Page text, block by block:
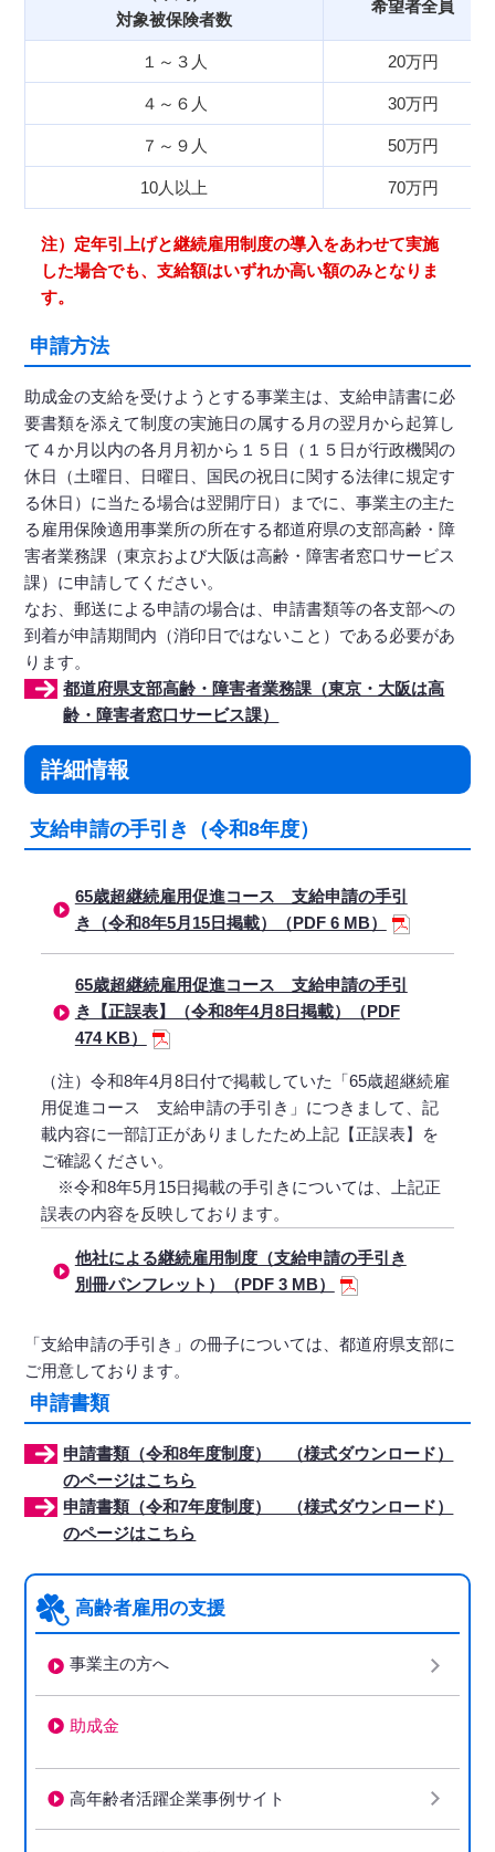
対象被保険者数
希望者全員
１～３人 20万円
４～６人 30万円
７～９人 50万円
10人以上 70万円
注）定年引上げと継続雇用制度の導入をあわせて実施
した場合でも、支給額はいずれか高い額のみとなりま
す。
申請方法
助成金の支給を受けようとする事業主は、支給申請書に必
要書類を添えて制度の実施日の属する月の翌月から起算し
て４か月以内の各月月初から１５日（１５日が行政機関の
休日（土曜日、日曜日、国民の祝日に関する法律に規定す
る休日）に当たる場合は翌開庁日）までに、事業主の主た
る雇用保険適用事業所の所在する都道府県の支部高齢・障
害者業務課（東京および大阪は高齢・障害者窓口サービス
課）に申請してください。
なお、郵送による申請の場合は、申請書類等の各支部への
到着が申請期間内（消印日ではないこと）である必要があ
ります。
都道府県支部高齢・障害者業務課（東京・大阪は高
齢・障害者窓口サービス課）
詳細情報
支給申請の手引き（令和8年度）
65歳超継続雇用促進コース 支給申請の手引
き（令和8年5月15日掲載）（PDF 6 MB）
65歳超継続雇用促進コース 支給申請の手引
き【正誤表】（令和8年4月8日掲載）（PDF
474 KB）
（注）令和8年4月8日付で掲載していた「65歳超継続雇
用促進コース 支給申請の手引き」につきまして、記
載内容に一部訂正がありましたため上記【正誤表】を
ご確認ください。
※令和8年5月15日掲載の手引きについては、上記正
誤表の内容を反映しております。
他社による継続雇用制度（支給申請の手引き
別冊パンフレット）（PDF 3 MB）
「支給申請の手引き」の冊子については、都道府県支部に
ご用意しております。
申請書類
申請書類（令和8年度制度） （様式ダウンロード）
のページはこちら
申請書類（令和7年度制度） （様式ダウンロード）
のページはこちら
高齢者雇用の支援
事業主の方へ
助成金
下階層ページがない場合、項目は表示されません
高年齢者活躍企業事例サイト